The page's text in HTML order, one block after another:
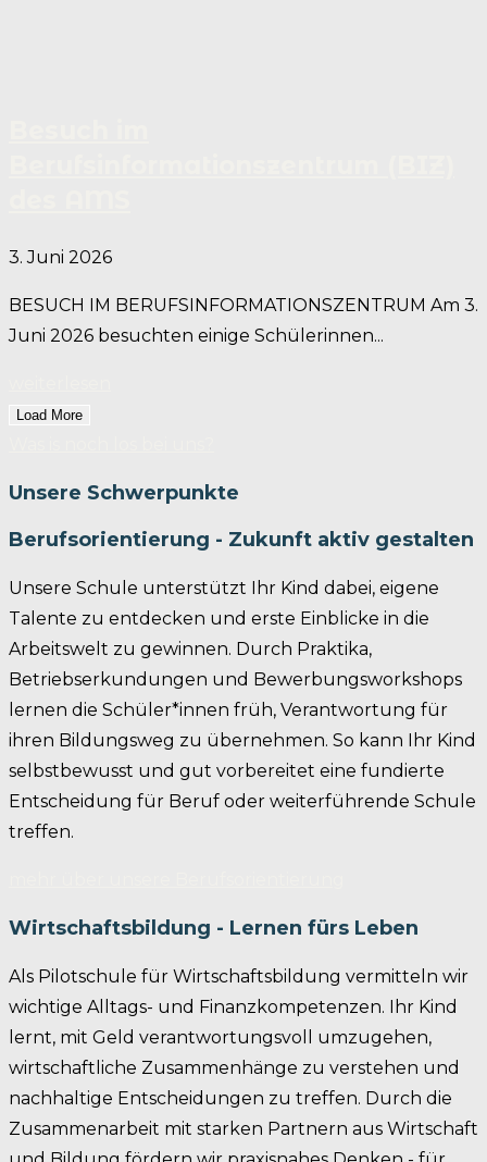
3. Juni 2026
BESUCH IM BERUFSINFORMATIONSZENTRUM Am 3.
Juni 2026 besuchten einige Schülerinnen...
Load More
Unsere Schwerpunkte
Berufsorientierung - Zukunft aktiv gestalten
Unsere Schule unterstützt Ihr Kind dabei, eigene
Talente zu entdecken und erste Einblicke in die
Arbeitswelt zu gewinnen. Durch Praktika,
Betriebserkundungen und Bewerbungsworkshops
lernen die Schüler*innen früh, Verantwortung für
ihren Bildungsweg zu übernehmen. So kann Ihr Kind
selbstbewusst und gut vorbereitet eine fundierte
Entscheidung für Beruf oder weiterführende Schule
treffen.
Wirtschaftsbildung - Lernen fürs Leben
Als Pilotschule für Wirtschaftsbildung vermitteln wir
wichtige Alltags- und Finanzkompetenzen. Ihr Kind
lernt, mit Geld verantwortungsvoll umzugehen,
wirtschaftliche Zusammenhänge zu verstehen und
nachhaltige Entscheidungen zu treffen. Durch die
Zusammenarbeit mit starken Partnern aus Wirtschaft